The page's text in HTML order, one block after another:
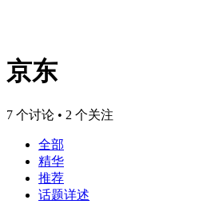
京东
7 个讨论 • 2 个关注
全部
精华
推荐
话题详述